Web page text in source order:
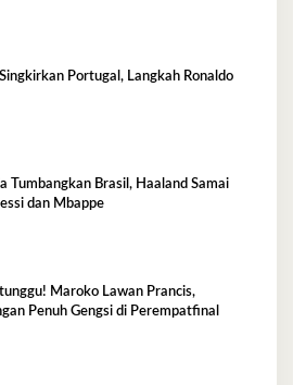
Portugal, Langkah Ronaldo
Tumbangkan Brasil, Haaland Samai
dan Mbappe
Maroko Lawan Prancis,
Penuh Gengsi di Perempatfinal